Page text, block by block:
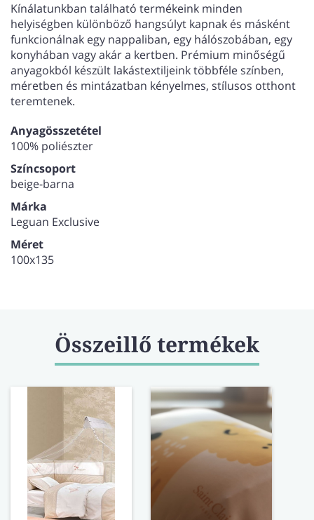
Kínálatunkban található termékeink minden
helyiségben különböző hangsúlyt kapnak és másként
funkcionálnak egy nappaliban, egy hálószobában, egy
konyhában vagy akár a kertben. Prémium minőségű
anyagokból készült lakástextiljeink többféle színben,
méretben és mintázatban kényelmes, stílusos otthont
teremtenek.
Anyagösszetétel
100% poliészter
Színcsoport
beige-barna
Márka
Leguan Exclusive
Méret
100x135
Összeillő termékek